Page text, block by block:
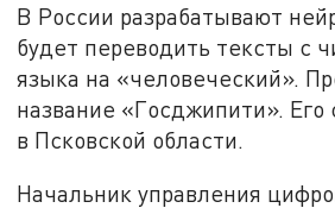
В России разрабатывают
будет переводить тексты с
языка на «человеческий».
название «Госджипити». Его
в Псковской области.
Начальник управления